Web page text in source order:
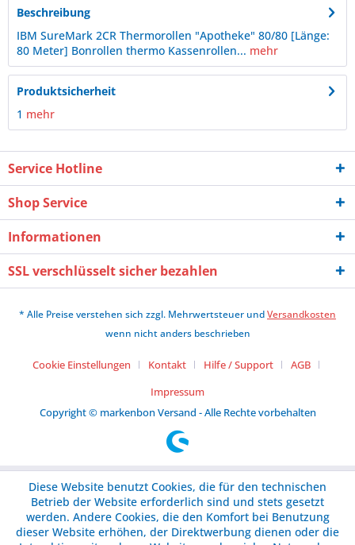
Beschreibung
IBM SureMark 2CR Thermorollen "Apotheke" 80/80 [Länge:
80 Meter] Bonrollen thermo Kassenrollen... mehr
Produktsicherheit
1 mehr
Service Hotline
Shop Service
Informationen
SSL verschlüsselt sicher bezahlen
* Alle Preise verstehen sich zzgl. Mehrwertsteuer undVersandkosten
wenn nicht anders beschrieben
Cookie Einstellungen Kontakt Hilfe / Support
AGB
Impressum
Copyright © markenbon Versand - Alle Rechte vorbehalten
Diese Website benutzt Cookies, die für den technischen
Betrieb der Website erforderlich sind und stets gesetzt
werden. Andere Cookies, die den Komfort bei Benutzung
dieser Website erhöhen, der Direktwerbung dienen oder die